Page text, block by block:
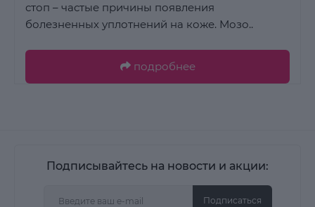
стоп – частые причины появления
болезненных уплотнений на коже. Мозо..
подробнее
Подписывайтесь на новости и акции:
Подписаться